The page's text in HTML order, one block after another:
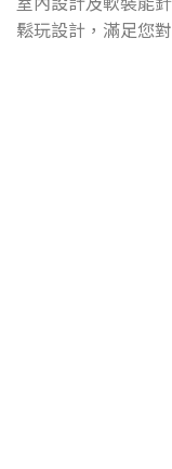
鬆玩設計，滿足您